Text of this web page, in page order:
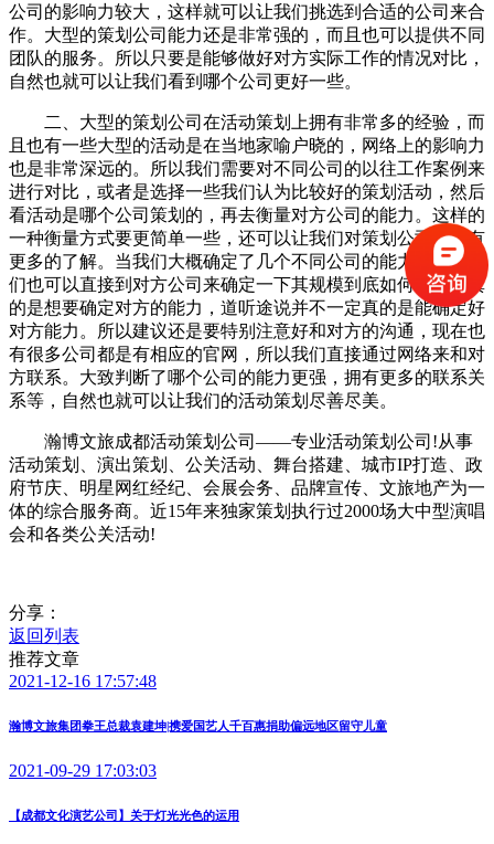
公司的影响力较大，这样就可以让我们挑选到合适的公司来合
作。大型的策划公司能力还是非常强的，而且也可以提供不同
团队的服务。所以只要是能够做好对方实际工作的情况对比，
自然也就可以让我们看到哪个公司更好一些。
二、大型的策划公司在活动策划上拥有非常多的经验，而
且也有一些大型的活动是在当地家喻户晓的，网络上的影响力
也是非常深远的。所以我们需要对不同公司的以往工作案例来
进行对比，或者是选择一些我们认为比较好的策划活动，然后
看活动是哪个公司策划的，再去衡量对方公司的能力。这样的
一种衡量方式要更简单一些，还可以让我们对策划公司创意有
更多的了解。当我们大概确定了几个不同公司的能力之后，我
们也可以直接到对方公司来确定一下其规模到底如何。如果真
的是想要确定对方的能力，道听途说并不一定真的是能确定好
对方能力。所以建议还是要特别注意好和对方的沟通，现在也
有很多公司都是有相应的官网，所以我们直接通过网络来和对
方联系。大致判断了哪个公司的能力更强，拥有更多的联系关
系等，自然也就可以让我们的活动策划尽善尽美。
瀚博文旅成都活动策划公司——专业活动策划公司!从事
活动策划、演出策划、公关活动、舞台搭建、城市IP打造、政
府节庆、明星网红经纪、会展会务、品牌宣传、文旅地产为一
体的综合服务商。近15年来独家策划执行过2000场大中型演唱
会和各类公关活动!
分享：
返回列表
推荐文章
2021-12-16 17:57:48
瀚博文旅集团拳王总裁袁建坤|携爱国艺人千百惠捐助偏远地区留守儿童
2021-09-29 17:03:03
【成都文化演艺公司】关于灯光光色的运用